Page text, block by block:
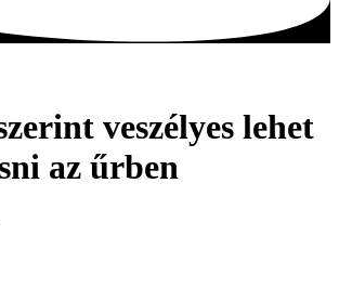
veszélyes lehet
az űrben